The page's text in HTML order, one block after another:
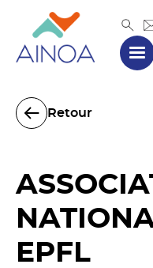
Retour
EPFL